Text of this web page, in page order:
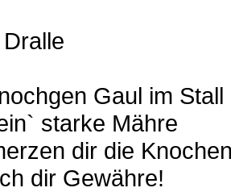
Gaul im Stall
starke Mähre
dir die
dir Gewähre!